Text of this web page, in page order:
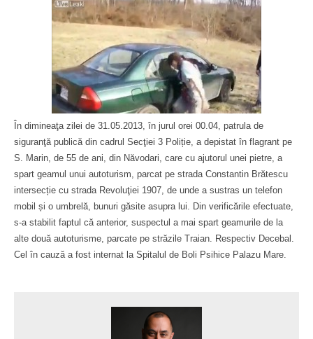
În dimineaţa zilei de 31.05.2013, în jurul orei 00.04, patrula de
siguranţă publică din cadrul Secţiei 3 Poliție, a depistat în flagrant pe
S. Marin, de 55 de ani, din Năvodari, care cu ajutorul unei pietre, a
spart geamul unui autoturism, parcat pe strada Constantin Brătescu
intersecție cu strada Revoluţiei 1907, de unde a sustras un telefon
mobil și o umbrelă, bunuri găsite asupra lui. Din verificările efectuate,
s-a stabilit faptul că anterior, suspectul a mai spart geamurile de la
alte două autoturisme, parcate pe străzile Traian. Respectiv Decebal.
Cel în cauză a fost internat la Spitalul de Boli Psihice Palazu Mare.